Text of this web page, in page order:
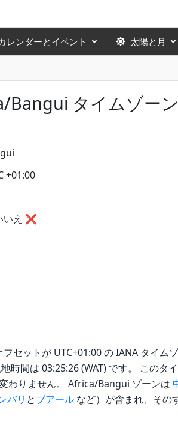
レンダーとイベント 太陽と月
Bangui タイムゾー
+01:00
いえ ❌
セットが UTC+01:00 の IANA タイム
間は 03:25:26 (WAT) です。 このタ
わりません。 Africa/Bangui ゾーンは
バリ とブアール など）が含まれ、その